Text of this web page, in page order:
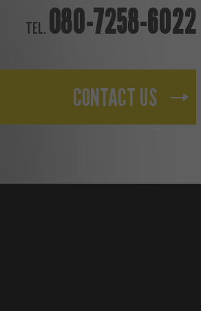
TEL. 080-7258-6022
CONTACT US